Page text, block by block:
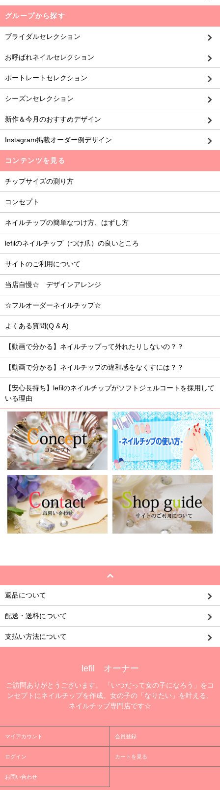
グループから探す
ブライダルセレクション
お呼ばれネイルセレクション
ポートレートセレクション
シーズンセレクション
新作＆今月のおすすめデザイン
Instagram掲載オーダー例デザイン
コンテンツを見る
チップサイズの測り方
コンセプト
ネイルチップの簡単なつけ方、はずし方
lefilのネイルチップ（つけ爪）の良いところ
サイトのご利用について
当店自慢☆ デザインアレンジ
☆フルオーダーネイルチップ☆
よくある質問(Q & A)
【動画で分かる】ネイルチップって外れたりしないの？？
【動画で分かる】ネイルチップの違和感をなくすには？？
【安心長持ち】lefilのネイルチップがソフトジェルコートを採用して
いる理由
返品について
配送・送料について
支払い方法について
lefil オーナー
ご訪問ありがとうございます。 「いつだって女の子になろう」をコ
ンセプトにネイルチップを作成。女の子の「なりたい」を叶える、
ネイルチップ専門店です☆
マイアカウント 会員登録
ログイン カートを見る
お問い合わせ